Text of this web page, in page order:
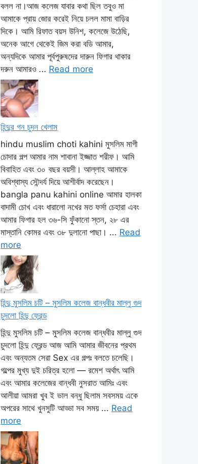
বলল না।আজ কলেজ যাবার কথা ছিল তবুও মা
আমাকে প্রায় জোর করেই নিয়ে চলল মামা বাড়ির
দিকে। আমি রিফাত বয়স উনিশ, কলেজে উঠেছি,
অনেক আগে থেকেই জিম করা বডি আমার,
অন্যদিকে আমার পূর্বপুরুষদের দারুন ফিগার থাকার
দরুন আমারও ... Read more
হিন্দুর গন চুদন খেলাম
hindu muslim choti kahini মুসলিম মাগী
চোদার গল্প আমার নাম শাবানা ইজ্জাত শরীফ। আমি
বিবাহিত এবং ৩০ বছর বয়সী। আল্লাহ আমাকে
অবিশ্বাস্য সৌন্দর্য দিয়ে আশীর্বাদ করেছেন।
bangla panu kahini online আমার হালকা
বাদামী চোখ এবং ধারালো নখের মত ফর্সা চেহারা এবং
আমার ফিগার হল ৩৬-সি ফুঁকানো স্তন, ২৮ এর
মাস্তানি কোমর এবং ৩৮ দুলানো পাছা। ... Read
more
হিন্দু মুসলিম চটি – মুসলিম কলেজ বান্ধবীর মাল্লু গুদ
চুদলো হিন্দু ফ্রেন্ড
হিন্দু মুসলিম চটি – মুসলিম কলেজ বান্ধবীর মাল্লু গুদ
চুদলো হিন্দু ফ্রেন্ড আজ আমি আমার জীবনের প্রথম
এবং অন্যতম সেরা Sex এর গল্পঃ বলতে চলেছি।
গল্পের মুখ্য দুই চরিত্র হলো — রমেশ অর্থাৎ আমি
এবং আমার কলেজের বান্ধবী নুসরাত আমিঃ এবং
আলীয়া আমরা খুব ই ভাল বন্ধু ছিলাম সবসময় একে
অপরের সাথে খুনসুটি আড্ডা সব সময় ... Read
more